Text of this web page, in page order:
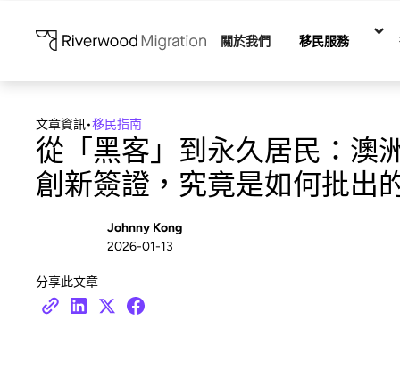
關於我們 移民服務
文章資訊•移民指南
從「黑客」到永久居民：澳
創新簽證，究竟是如何批出
Johnny Kong
2026-01-13
分享此文章